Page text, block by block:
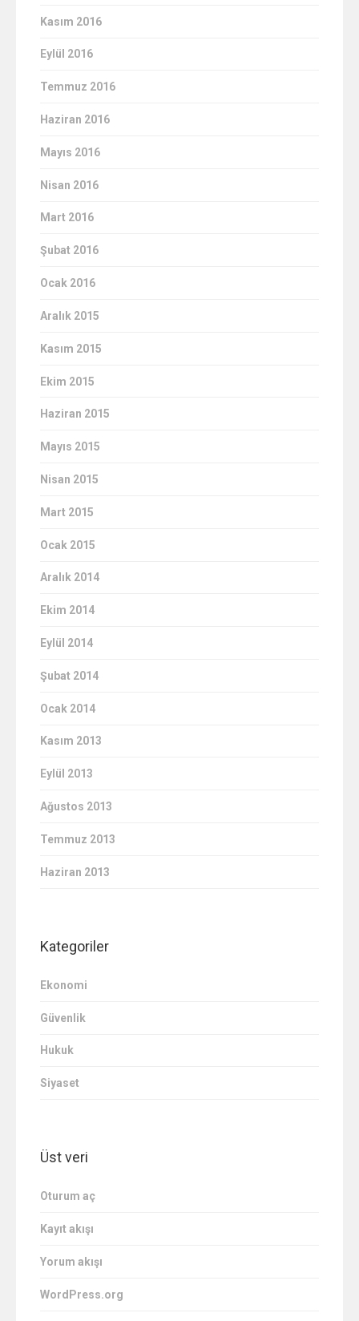
Kasım 2016
Eylül 2016
Temmuz 2016
Haziran 2016
Mayıs 2016
Nisan 2016
Mart 2016
Şubat 2016
Ocak 2016
Aralık 2015
Kasım 2015
Ekim 2015
Haziran 2015
Mayıs 2015
Nisan 2015
Mart 2015
Ocak 2015
Aralık 2014
Ekim 2014
Eylül 2014
Şubat 2014
Ocak 2014
Kasım 2013
Eylül 2013
Ağustos 2013
Temmuz 2013
Haziran 2013
Kategoriler
Ekonomi
Güvenlik
Hukuk
Siyaset
Üst veri
Oturum aç
Kayıt akışı
Yorum akışı
WordPress.org